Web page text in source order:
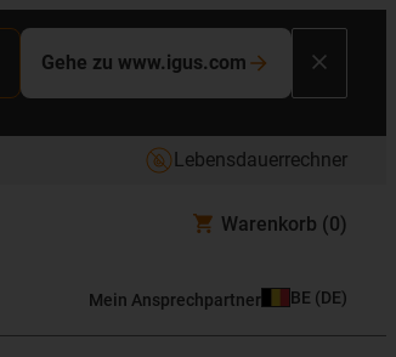
Gehe zu www.igus.com
Lebensdauerrechner
Warenkorb (0)
Mein Ansprechpartner BE (DE)